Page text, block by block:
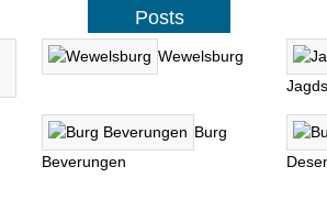
Posts
Wewelsburg
Burg
Beverungen